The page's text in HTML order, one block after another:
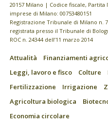
20157 Milano | Codice fiscale, Partita
imprese di Milano: 00753480151
Registrazione Tribunale di Milano n.
registrata presso il Tribunale di
ROC n. 24344 dell’11 marzo 2014
Attualità Finanziamenti
Leggi, lavoro e fisco
Colture
Fertilizzazione
Irrigazione
Agricoltura biologica
Economia circolare